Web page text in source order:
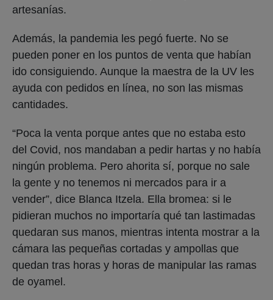
artesanías.
Además, la pandemia les pegó fuerte. No se
pueden poner en los puntos de venta que habían
ido consiguiendo. Aunque la maestra de la UV les
ayuda con pedidos en línea, no son las mismas
cantidades.
“Poca la venta porque antes que no estaba esto
del Covid, nos mandaban a pedir hartas y no había
ningún problema. Pero ahorita sí, porque no sale
la gente y no tenemos ni mercados para ir a
vender”, dice Blanca Itzela. Ella bromea: si le
pidieran muchos no importaría qué tan lastimadas
quedaran sus manos, mientras intenta mostrar a la
cámara las pequeñas cortadas y ampollas que
quedan tras horas y horas de manipular las ramas
de oyamel.